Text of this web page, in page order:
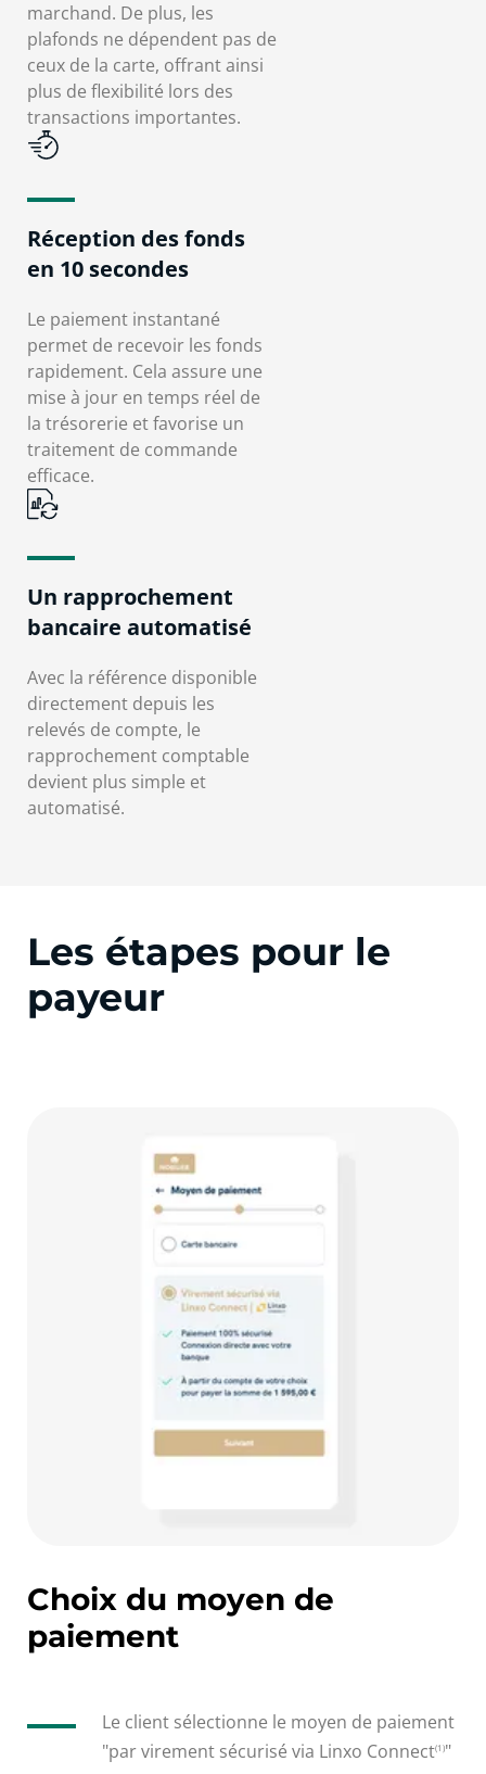
marchand. De plus, les
plafonds ne dépendent pas de
ceux de la carte, offrant ainsi
plus de flexibilité lors des
transactions importantes.
Réception des fonds
en 10 secondes
Le paiement instantané
permet de recevoir les fonds
rapidement. Cela assure une
mise à jour en temps réel de
la trésorerie et favorise un
traitement de commande
efficace.
Un rapprochement
bancaire automatisé
Avec la référence disponible
directement depuis les
relevés de compte, le
rapprochement comptable
devient plus simple et
automatisé.
Les étapes pour le
payeur
Choix du moyen de
paiement
Le client sélectionne le moyen de paiement
"par virement sécurisé via Linxo Connect(1)"